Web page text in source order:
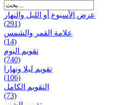
عرض الأسبوع أو الليل والنهار
(291)
علامة القمر والشمس
(14)
تقویم الیوم
(740)
تقويم ليلا ونهارا
(106)
التقويم الكامل
(73)